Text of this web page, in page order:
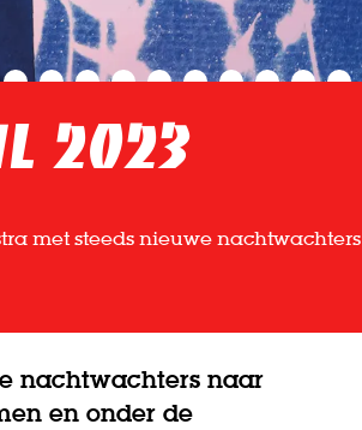
2023
met steeds nieuwe nachtwachters
nachtwachters naar
en onder de